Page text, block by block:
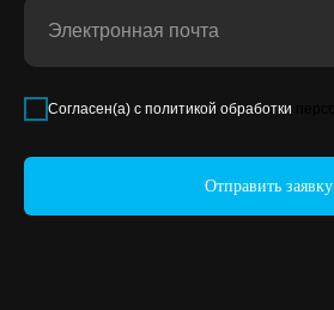
Согласен(а) с политикой обработки
Отправить заявку